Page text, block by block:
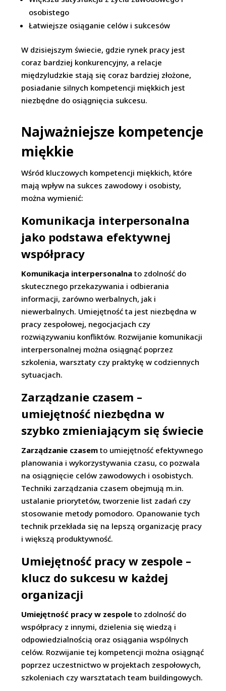
osobistego
Łatwiejsze osiąganie celów i sukcesów
W dzisiejszym świecie, gdzie rynek pracy jest
coraz bardziej konkurencyjny, a relacje
międzyludzkie stają się coraz bardziej złożone,
posiadanie silnych kompetencji miękkich jest
niezbędne do osiągnięcia sukcesu.
Najważniejsze kompetencje
miękkie
Wśród kluczowych kompetencji miękkich, które
mają wpływ na sukces zawodowy i osobisty,
można wymienić:
Komunikacja interpersonalna
jako podstawa efektywnej
współpracy
Komunikacja interpersonalna to zdolność do
skutecznego przekazywania i odbierania
informacji, zarówno werbalnych, jak i
niewerbalnych. Umiejętność ta jest niezbędna w
pracy zespołowej, negocjacjach czy
rozwiązywaniu konfliktów. Rozwijanie komunikacji
interpersonalnej można osiągnąć poprzez
szkolenia, warsztaty czy praktykę w codziennych
sytuacjach.
Zarządzanie czasem –
umiejętność niezbędna w
szybko zmieniającym się świecie
Zarządzanie czasem to umiejętność efektywnego
planowania i wykorzystywania czasu, co pozwala
na osiągnięcie celów zawodowych i osobistych.
Techniki zarządzania czasem obejmują m.in.
ustalanie priorytetów, tworzenie list zadań czy
stosowanie metody pomodoro. Opanowanie tych
technik przekłada się na lepszą organizację pracy
i większą produktywność.
Umiejętność pracy w zespole –
klucz do sukcesu w każdej
organizacji
Umiejętność pracy w zespole to zdolność do
współpracy z innymi, dzielenia się wiedzą i
odpowiedzialnością oraz osiągania wspólnych
celów. Rozwijanie tej kompetencji można osiągnąć
poprzez uczestnictwo w projektach zespołowych,
szkoleniach czy warsztatach team buildingowych.